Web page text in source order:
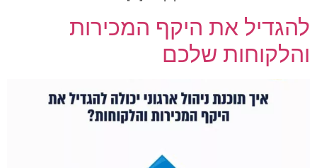
להגדיל את היקף המכירות
והלקוחות שלכם